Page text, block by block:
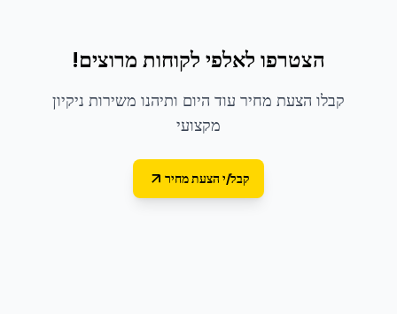
הצטרפו לאלפי לקוחות מרוצים!
קבלו הצעת מחיר עוד היום ותיהנו משירות ניקיון
מקצועי
קבל/י הצעת מחיר